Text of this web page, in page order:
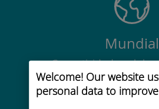
Welcome! Our website
personal data to
Mundial
Conectividade
alta qualidade em
destinos